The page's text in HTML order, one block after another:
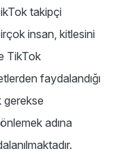
takipçi
insan, kitlesini
TikTok
faydalandığı
gerekse
adına